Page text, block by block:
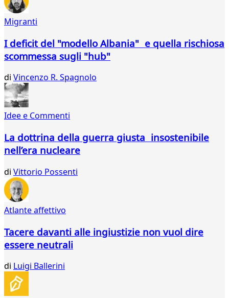
Migranti
I deficit del "modello Albania" e quella rischiosa
scommessa sugli "hub"
di Vincenzo R. Spagnolo
Idee e Commenti
La dottrina della guerra giusta insostenibile
nell’era nucleare
di Vittorio Possenti
Atlante affettivo
Tacere davanti alle ingiustizie non vuol dire
essere neutrali
di Luigi Ballerini